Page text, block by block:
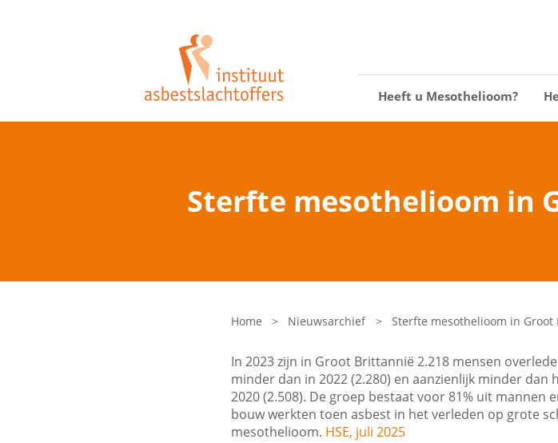
Heeft u Mesothelioom?
Sterfte mesothelioom in
Home > Nieuwsarchief > Sterfte mesothelioom in
In 2023 zijn in Groot Brittannië 2.218 mensen
minder dan in 2022 (2.280) en aanzienlijk minder
2020 (2.508). De groep bestaat voor 81% uit mannen
bouw werkten toen asbest in het verleden op grote
mesothelioom. HSE, juli 2025